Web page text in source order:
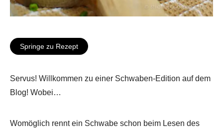
Springe zu Rezept
Servus! Willkommen zu einer Schwaben-Edition auf dem
Blog! Wobei…
Womöglich rennt ein Schwabe schon beim Lesen des